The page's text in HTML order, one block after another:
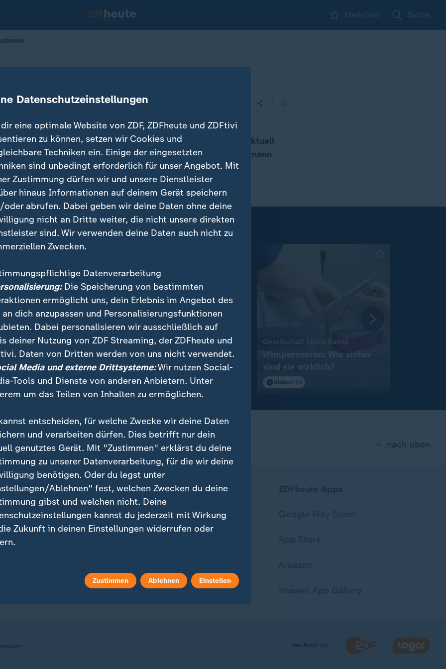
Merkliste Suche
lebensverlängernden Maßnahmen
den Arzt seines dementen Vaters wegen sinnloser,
Maßnahmen auf Schmerzensgeld – und bekam recht. Aktuell
vor dem BGH verhandelt. ZDF-Rechtsexperte Felix Zimmermann
| Volle Kanne:
durch Vibrionen in
2:14
Gesellschaft | Volle Kanne:
Dr. Christoph Specht zu
Vibrionen
Video6:15
Gesellschaft | Volle Kanne
Wimpernseren: Wie sicher
sind sie wirklich?
Video4:24
nach oben
ZDFheute
Videos
ZDFheute Update
E-Mail-Newsletter
ZDFheute Update Archiv
Wechseln zu:
Datenschutzeinstellungen
eine optimale Website von ZDF, ZDFheute und ZDFtivi
zu können, setzen wir Cookies und
Techniken ein. Einige der eingesetzten
sind unbedingt erforderlich für unser Angebot. Mit
Zustimmung dürfen wir und unsere Dienstleister
hinaus Informationen auf deinem Gerät speichern
oder abrufen. Dabei geben wir deine Daten ohne deine
nicht an Dritte weiter, die nicht unsere direkten
sind. Wir verwenden deine Daten auch nicht zu
Zwecken.
Datenverarbeitung
Die Speicherung von bestimmten
ermöglicht uns, dein Erlebnis im Angebot des
an dich anzupassen und Personalisierungsfunktionen
Dabei personalisieren wir ausschließlich auf
deiner Nutzung von ZDF Streaming, der ZDFheute und
Daten von Dritten werden von uns nicht verwendet.
Media und externe Drittsysteme:Wir nutzen Social-
Tools und Dienste von anderen Anbietern. Unter
um das Teilen von Inhalten zu ermöglichen.
entscheiden, für welche Zwecke wir deine Daten
und verarbeiten dürfen. Dies betrifft nur dein
genutztes Gerät. Mit "Zustimmen" erklärst du deine
zu unserer Datenverarbeitung, für die wir deine
benötigen. Oder du legst unter
Ablehnen" fest, welchen Zwecken du deine
gibst und welchen nicht. Deine
kannst du jederzeit mit Wirkung
Zukunft in deinen Einstellungen widerrufen oder
Informationen findest du in unserer
Zustimmen Ablehnen Einstellen